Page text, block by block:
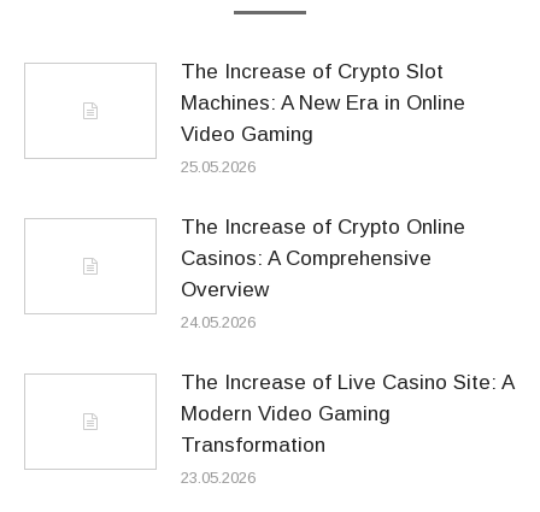
The Increase of Crypto Slot
Machines: A New Era in Online
Video Gaming
25.05.2026
The Increase of Crypto Online
Casinos: A Comprehensive
Overview
24.05.2026
The Increase of Live Casino Site: A
Modern Video Gaming
Transformation
23.05.2026